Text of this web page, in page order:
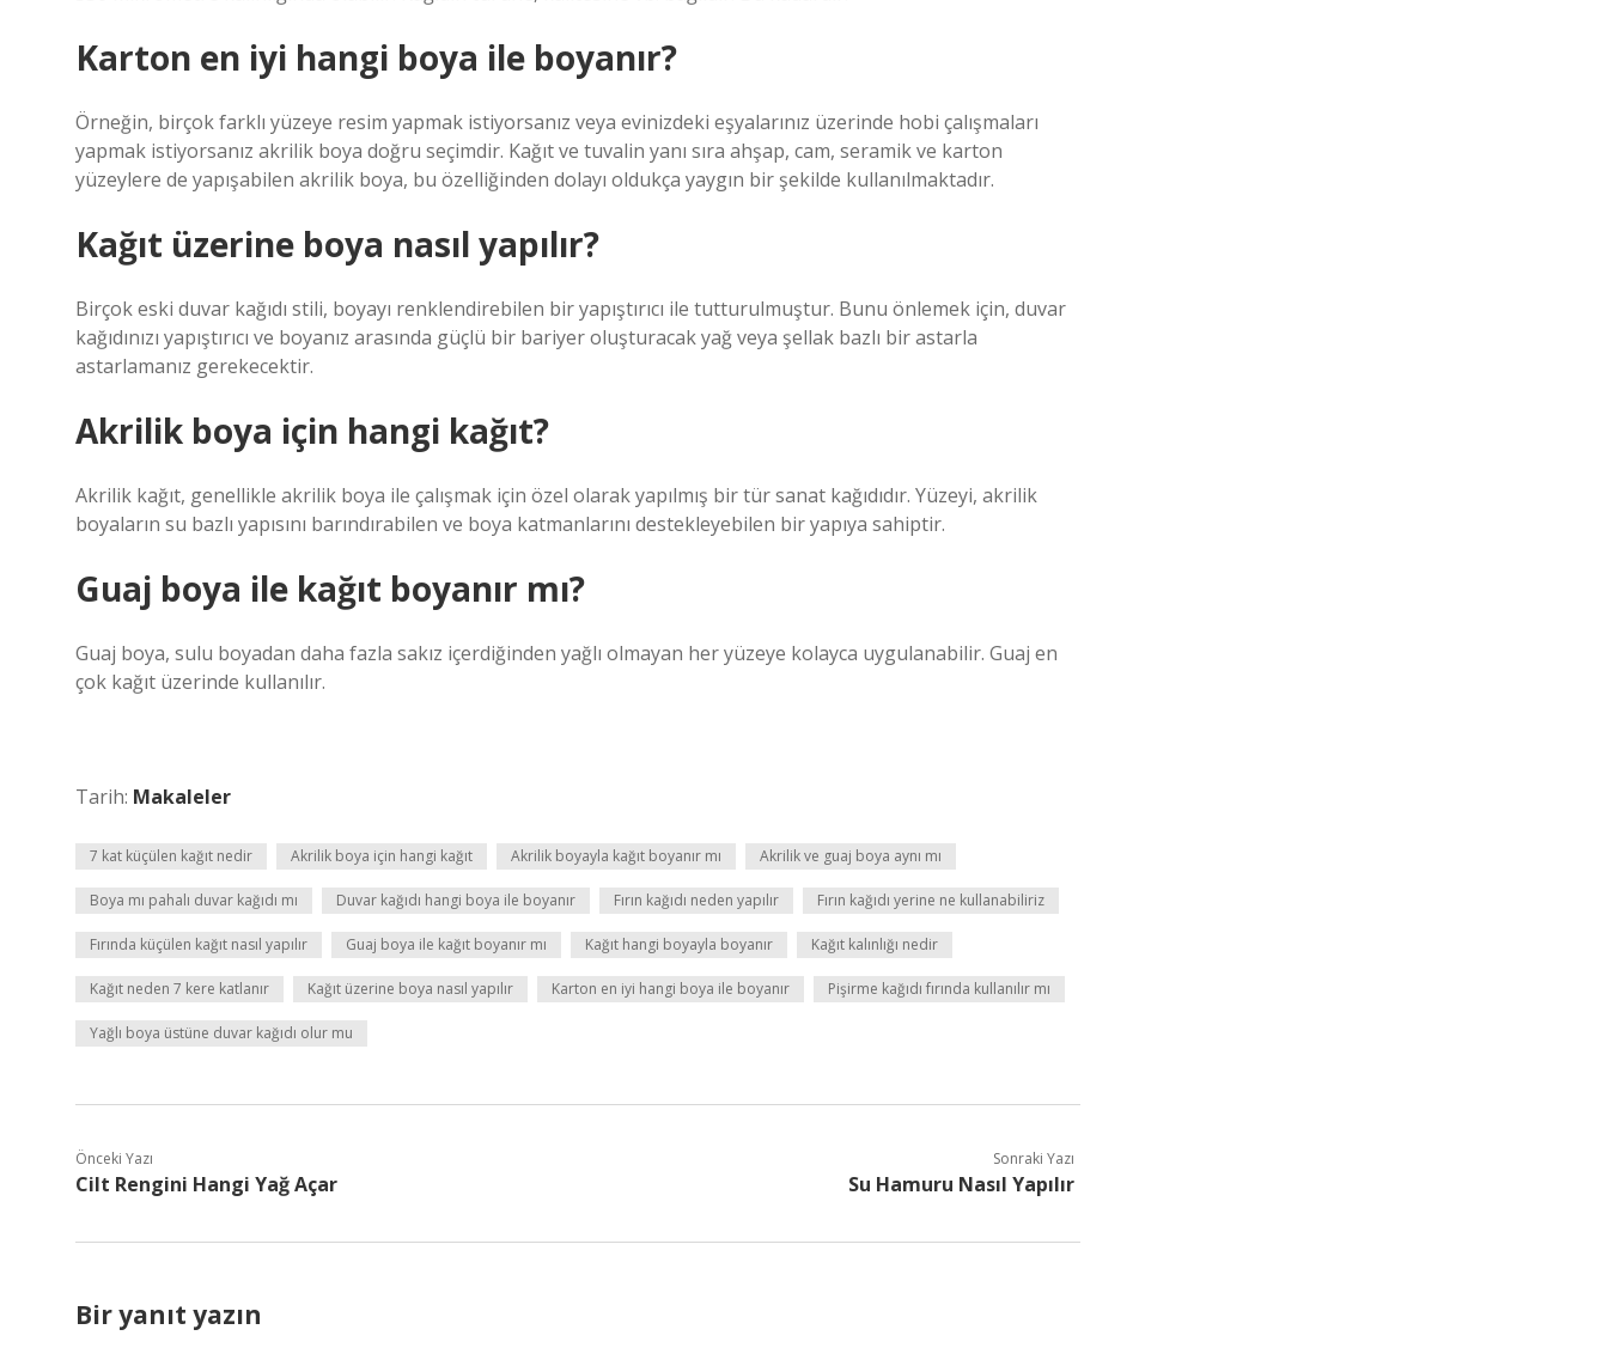
Karton en iyi hangi boya ile boyanır?
Örneğin, birçok farklı yüzeye resim yapmak istiyorsanız veya evinizdeki eşyalarınız üzerinde hobi çalışmaları
yapmak istiyorsanız akrilik boya doğru seçimdir. Kağıt ve tuvalin yanı sıra ahşap, cam, seramik ve karton
yüzeylere de yapışabilen akrilik boya, bu özelliğinden dolayı oldukça yaygın bir şekilde kullanılmaktadır.
Kağıt üzerine boya nasıl yapılır?
Birçok eski duvar kağıdı stili, boyayı renklendirebilen bir yapıştırıcı ile tutturulmuştur. Bunu önlemek için, duvar
kağıdınızı yapıştırıcı ve boyanız arasında güçlü bir bariyer oluşturacak yağ veya şellak bazlı bir astarla
astarlamanız gerekecektir.
Akrilik boya için hangi kağıt?
Akrilik kağıt, genellikle akrilik boya ile çalışmak için özel olarak yapılmış bir tür sanat kağıdıdır. Yüzeyi, akrilik
boyaların su bazlı yapısını barındırabilen ve boya katmanlarını destekleyebilen bir yapıya sahiptir.
Guaj boya ile kağıt boyanır mı?
Guaj boya, sulu boyadan daha fazla sakız içerdiğinden yağlı olmayan her yüzeye kolayca uygulanabilir. Guaj en
çok kağıt üzerinde kullanılır.
Tarih: Makaleler
7 kat küçülen kağıt nedir Akrilik boya için hangi kağıt Akrilik boyayla kağıt boyanır mı Akrilik ve guaj boya aynı mı
Boya mı pahalı duvar kağıdı mı Duvar kağıdı hangi boya ile boyanır Fırın kağıdı neden yapılır Fırın kağıdı yerine ne kullanabiliriz
Fırında küçülen kağıt nasıl yapılır Guaj boya ile kağıt boyanır mı Kağıt hangi boyayla boyanır Kağıt kalınlığı nedir
Kağıt neden 7 kere katlanır Kağıt üzerine boya nasıl yapılır Karton en iyi hangi boya ile boyanır Pişirme kağıdı fırında kullanılır mı
Yağlı boya üstüne duvar kağıdı olur mu
Önceki Yazı
Cilt Rengini Hangi Yağ Açar
Sonraki Yazı
Su Hamuru Nasıl Yapılır
Bir yanıt yazın